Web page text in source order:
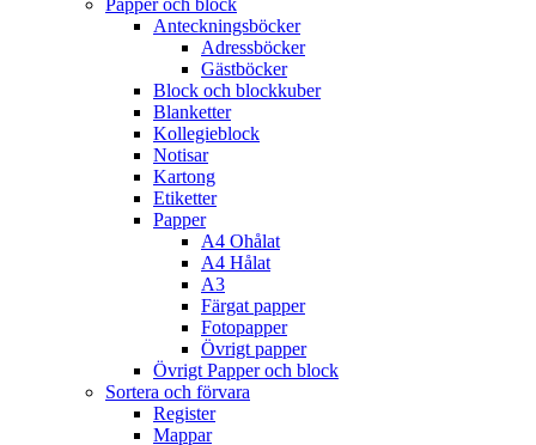
Papper och block
Anteckningsböcker
Adressböcker
Gästböcker
Block och blockkuber
Blanketter
Kollegieblock
Notisar
Kartong
Etiketter
Papper
A4 Ohålat
A4 Hålat
A3
Färgat papper
Fotopapper
Övrigt papper
Övrigt Papper och block
Sortera och förvara
Register
Mappar